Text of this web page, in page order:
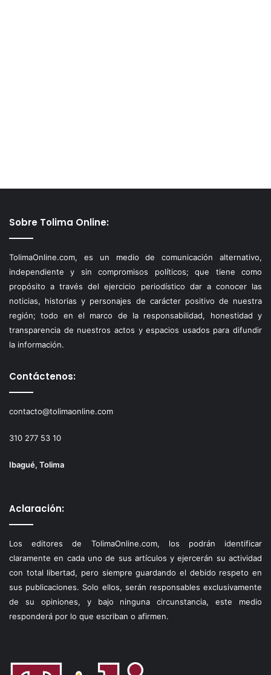
Sobre Tolima Online:
TolimaOnline.com, es un medio de comunicación alternativo,
independiente y sin compromisos políticos; que tiene como
propósito a través del ejercicio periodístico dar a conocer las
noticias, historias y personajes de carácter positivo de nuestra
región; todo en el marco de la responsabilidad, honestidad y
transparencia de nuestros actos y espacios usados para difundir
la información.
Contáctenos:
contacto@tolimaonline.com
310 277 53 10
Ibagué, Tolima
Aclaración:
Los editores de TolimaOnline.com, los podrán identificar
claramente en cada uno de sus artículos y ejercerán su actividad
con total libertad, pero siempre guardando el debido respeto en
sus publicaciones. Solo ellos, serán responsables exclusivamente
de su opiniones, y bajo ninguna circunstancia, este medio
responderá por lo que escriban o afirmen.